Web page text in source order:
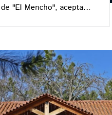
"El Mencho", acepta